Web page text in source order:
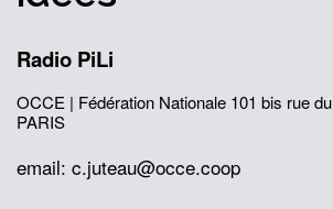
Radio PiLi
OCCE | Fédération Nationale 101 bis rue
PARIS
email: c.juteau@occe.coop